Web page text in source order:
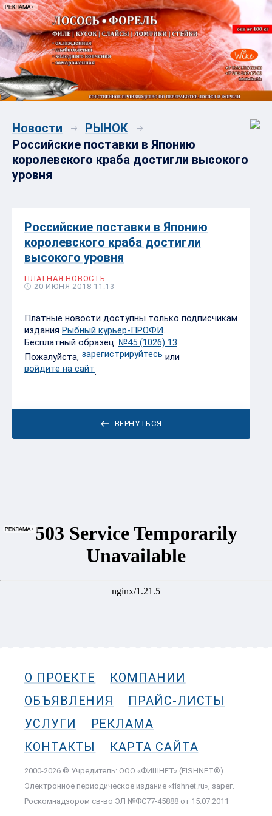
Новости
РЫНОК
Российские поставки в Японию
королевского краба достигли высокого
уровня
Российские поставки в Японию
королевского краба достигли
высокого уровня
ПЛАТНАЯ НОВОСТЬ
20 ИЮНЯ 2018 11:13
Платные новости доступны только подписчикам
издания Рыбный курьер-ПРОФИ.
Бесплатный образец: №45 (1026) 13
Пожалуйста, зарегистрируйтесь или
войдите на сайт.
ВЕРНУТЬСЯ
О ПРОЕКТЕ
КОМПАНИИ
ОБЪЯВЛЕНИЯ
ПРАЙС-ЛИСТЫ
УСЛУГИ
РЕКЛАМА
КОНТАКТЫ
КАРТА САЙТА
2000-2026 © Учредитель: ООО «ФИШНЕТ» (FISHNET®)
Электронное периодическое издание «fishnet.ru», зарег.
Роскомнадзором cв-во ЭЛ №ФС77-45888 от 15.07.2011